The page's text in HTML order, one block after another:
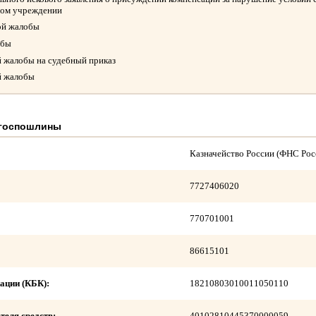
учреждении
жалобы
на судебный приказ
жалобы
Казначейство России (ФНС
7727406020
770701001
86615101
(КБК): 18210803010011050110